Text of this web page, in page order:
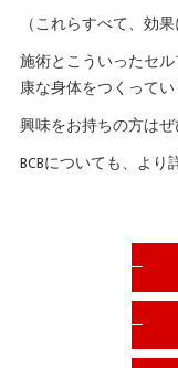
（これらすべて、効
施術とこういったセ
康な身体をつくってい
興味をお持ちの方はぜ
BCBについても、より